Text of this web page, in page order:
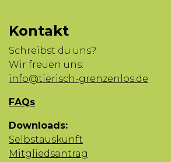
Kontakt
Schreibst du uns?
Wir freuen uns:
info@tierisch-grenzenlos.de
FAQs
Downloads:
Selbstauskunft
Mitgliedsantrag